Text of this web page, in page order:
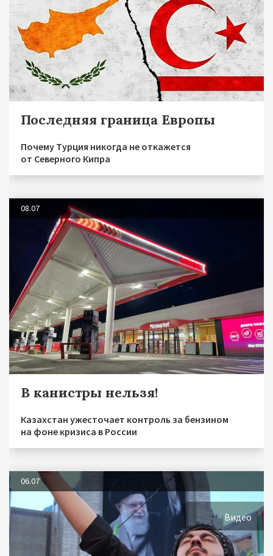
Последняя граница Европы
Почему Турция никогда не откажется
от Северного Кипра
08.07
В канистры нельзя!
Казахстан ужесточает контроль за бензином
на фоне кризиса в России
06.07
Видео